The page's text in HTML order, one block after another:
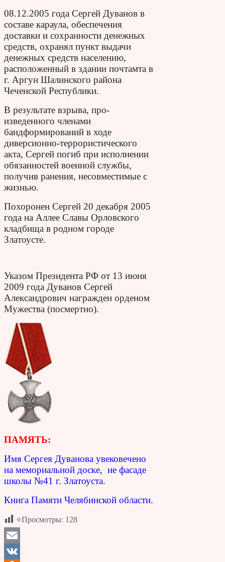
08.12.2005 года Сергей Дуванов в
составе караула, обеспечения
доставки и сохранности денежных
средств, охранял пункт выдачи
денежных средств населению,
расположенный в здании почтамта в
г. Аргун Шалинского района
Чеченской Республики.
В результате взрыва, про­
изведенного членами
бандформирований в ходе
диверсионно-террористического
акта, Сергей по­гиб при исполнении
обязанностей военной служ­бы,
получив ранения, несовместимые с
жизнью.
Похоронен Сергей 20 декабря 2005
года на Ал­лее Славы Орловского
кладбища в родном городе
Златоусте.
Указом Президента РФ от 13 июня
2009 года Ду­ванов Сергей
Александрович награжден орденом
Мужества (посмертно).
ПАМЯТЬ:
Имя Сергея Дуванова увековечено
на мемо­риальной доске, не фасаде
школы №41 г. Златоуста.
Книга Памяти Челябинской области.
⭐Просмотры: 128
Email